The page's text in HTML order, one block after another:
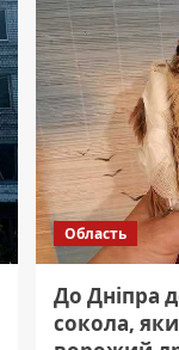
Область
До Дніпра
сокола,